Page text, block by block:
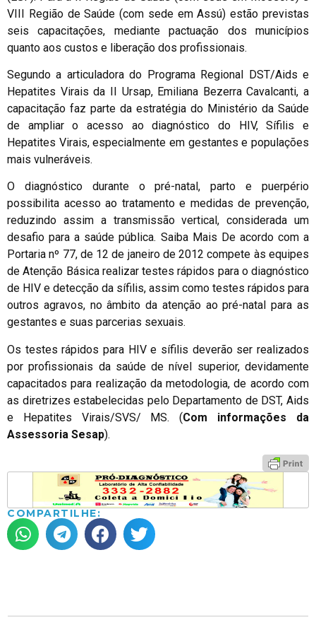
VIII Região de Saúde (com sede em Assú) estão previstas
seis capacitações, mediante pactuação dos municípios
quanto aos custos e liberação dos profissionais.
Segundo a articuladora do Programa Regional DST/Aids e
Hepatites Virais da II Ursap, Emiliana Bezerra Cavalcanti, a
capacitação faz parte da estratégia do Ministério da Saúde
de ampliar o acesso ao diagnóstico do HIV, Sífilis e
Hepatites Virais, especialmente em gestantes e populações
mais vulneráveis.
O diagnóstico durante o pré-natal, parto e puerpério
possibilita acesso ao tratamento e medidas de prevenção,
reduzindo assim a transmissão vertical, considerada um
desafio para a saúde pública. Saiba Mais De acordo com a
Portaria nº 77, de 12 de janeiro de 2012 compete às equipes
de Atenção Básica realizar testes rápidos para o diagnóstico
de HIV e detecção da sífilis, assim como testes rápidos para
outros agravos, no âmbito da atenção ao pré-natal para as
gestantes e suas parcerias sexuais.
Os testes rápidos para HIV e sífilis deverão ser realizados
por profissionais da saúde de nível superior, devidamente
capacitados para realização da metodologia, de acordo com
as diretrizes estabelecidas pelo Departamento de DST, Aids
e Hepatites Virais/SVS/ MS. (Com informações da
Assessoria Sesap).
COMPARTILHE: